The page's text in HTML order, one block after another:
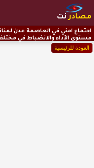
مصادرنت
العودة للرئيسية
اجتماع امني في العاصمة عدن
مستوى الأداء والانضباط في